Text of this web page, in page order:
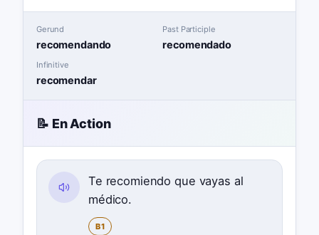
Gerund
recomendando
Past Participle
recomendado
Infinitive
recomendar
📝 En Action
Te recomiendo que vayas al
médico.
B1